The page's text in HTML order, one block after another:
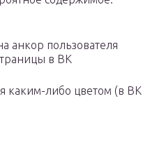
анкор пользователя
в ВК
каким-либо цветом (в ВК